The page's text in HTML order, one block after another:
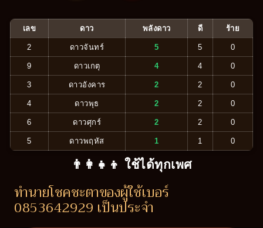
เลข ดาว พลังดาว ดี ร้าย
2 ดาวจันทร์ 5 5 0
9 ดาวเกตุ 4 4 0
3 ดาวอังคาร 2 2 0
4 ดาวพุธ 2 2 0
6 ดาวศุกร์ 2 2 0
5 ดาวพฤหัส 1 1 0
👨‍👩‍👧‍👦 ใช้ได้ทุกเพศ
ทำนายโชคชะตาของผู้ใช้เบอร์
0853642929 เป็นประจำ